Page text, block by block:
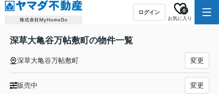
ログイン
お気に入り
0
深草大亀谷万帖敷町の物件一覧
深草大亀谷万帖敷町 変更
販売中 変更